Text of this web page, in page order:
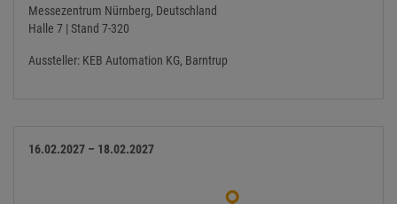
Messezentrum Nürnberg, Deutschland
Halle 7 | Stand 7-320
Aussteller: KEB Automation KG, Barntrup
16.02.2027 – 18.02.2027